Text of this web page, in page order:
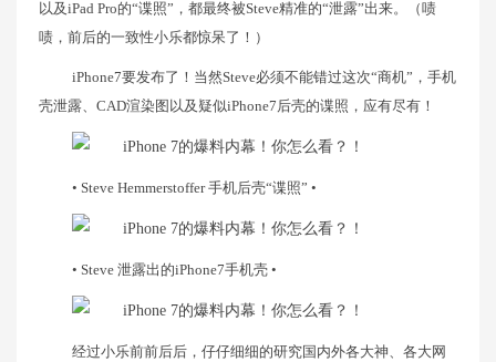
以及iPad Pro的“谍照”，都最终被Steve精准的“泄露”出来。（啧
啧，前后的一致性小乐都惊呆了！）
iPhone7要发布了！当然Steve必须不能错过这次“商机”，手机
壳泄露、CAD渲染图以及疑似iPhone7后壳的谍照，应有尽有！
• Steve Hemmerstoffer 手机后壳“谍照” •
• Steve 泄露出的iPhone7手机壳 •
经过小乐前前后后，仔仔细细的研究国内外各大神、各大网